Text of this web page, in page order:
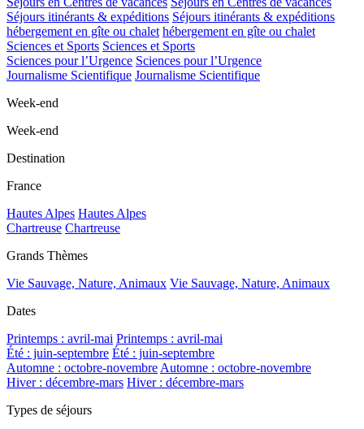
Séjours itinérants & expéditions Séjours itinérants & expéditions
hébergement en gîte ou chalet hébergement en gîte ou chalet
Sciences et Sports Sciences et Sports
Sciences pour l’Urgence Sciences pour l’Urgence
Journalisme Scientifique Journalisme Scientifique
Week-end
Week-end
Destination
France
Hautes Alpes Hautes Alpes
Chartreuse Chartreuse
Grands Thèmes
Vie Sauvage, Nature, Animaux Vie Sauvage, Nature, Animaux
Dates
Printemps : avril-mai Printemps : avril-mai
Été : juin-septembre Été : juin-septembre
Automne : octobre-novembre Automne : octobre-novembre
Hiver : décembre-mars Hiver : décembre-mars
Types de séjours